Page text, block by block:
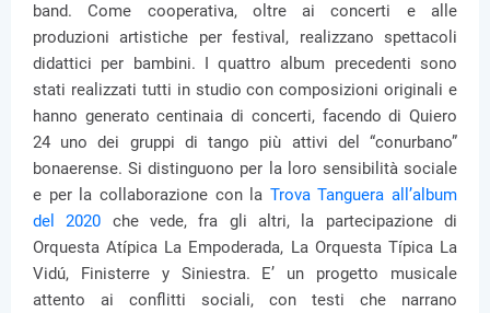
band. Come cooperativa, oltre ai concerti e alle
produzioni artistiche per festival, realizzano spettacoli
didattici per bambini. I quattro album precedenti sono
stati realizzati tutti in studio con composizioni originali e
hanno generato centinaia di concerti, facendo di Quiero
24 uno dei gruppi di tango più attivi del “conurbano”
bonaerense. Si distinguono per la loro sensibilità sociale
e per la collaborazione con la Trova Tanguera all’album
del 2020 che vede, fra gli altri, la partecipazione di
Orquesta Atípica La Empoderada, La Orquesta Típica La
Vidú, Finisterre y Siniestra. E’ un progetto musicale
attento ai conflitti sociali, con testi che narrano